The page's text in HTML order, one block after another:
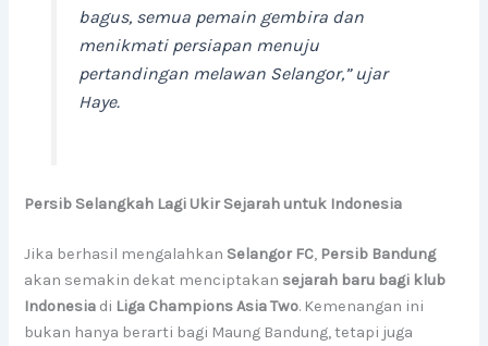
bagus, semua pemain gembira dan
menikmati persiapan menuju
pertandingan melawan Selangor,” ujar
Haye.
Persib Selangkah Lagi Ukir Sejarah untuk Indonesia
Jika berhasil mengalahkan Selangor FC, Persib Bandung
akan semakin dekat menciptakan sejarah baru bagi klub
Indonesia di Liga Champions Asia Two. Kemenangan ini
bukan hanya berarti bagi Maung Bandung, tetapi juga